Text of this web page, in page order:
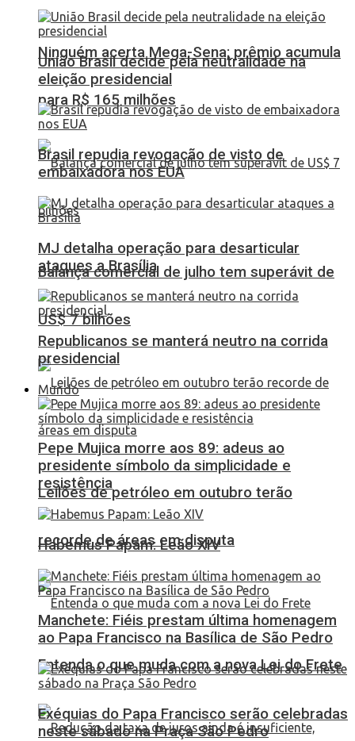
Ninguém acerta Mega-Sena; prêmio acumula
para R$ 165 milhões
Balança comercial de julho tem superávit de
US$ 7 bilhões
Leilões de petróleo em outubro terão
recorde de áreas em disputa
Entenda o que muda com a nova Lei do Frete
União Brasil decide pela neutralidade na
eleição presidencial
Brasil repudia revogação de visto de
embaixadora nos EUA
MJ detalha operação para desarticular
ataques a Brasília
Republicanos se manterá neutro na corrida
presidencial
Mundo
Pepe Mujica morre aos 89: adeus ao
presidente símbolo da simplicidade e
resistência
Habemus Papam: Leão XIV
Manchete: Fiéis prestam última homenagem
ao Papa Francisco na Basílica de São Pedro
Exéquias do Papa Francisco serão celebradas
neste sábado na Praça São Pedro